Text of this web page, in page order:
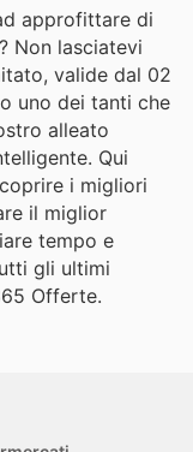
approfittare di
Non lasciatevi
valide dal 02
uno dei tanti che
alleato
Qui
i migliori
il miglior
tempo e
gli ultimi
Offerte.